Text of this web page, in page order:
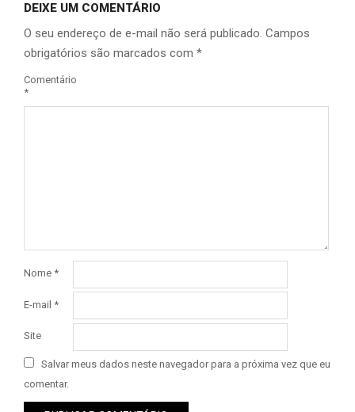
DEIXE UM COMENTÁRIO
O seu endereço de e-mail não será publicado. Campos
obrigatórios são marcados com *
Comentário
*
Nome *
E-mail *
Site
Salvar meus dados neste navegador para a próxima vez que eu
comentar.